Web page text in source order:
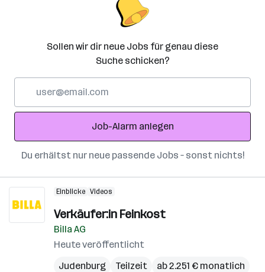
Sollen wir dir neue Jobs für genau diese
Suche schicken?
Adresse
Job-Alarm anlegen
Du erhältst nur neue passende Jobs – sonst nichts!
Einblicke Videos
Verkäufer:in Feinkost
Billa AG
Heute veröffentlicht
Judenburg
Teilzeit ab 2.251 € monatlich